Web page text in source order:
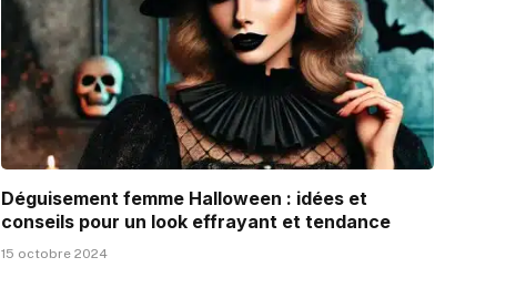
Déguisement femme Halloween : idées et
conseils pour un look effrayant et tendance
15 octobre 2024